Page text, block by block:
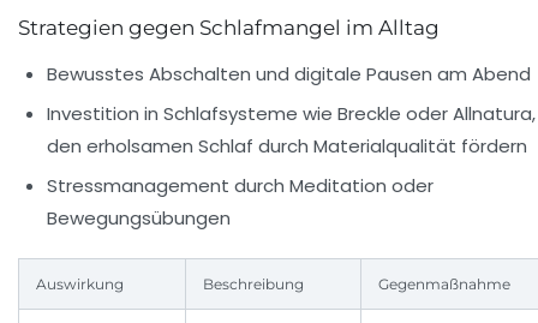
Strategien gegen Schlafmangel im Alltag
Bewusstes Abschalten und digitale Pausen am Abend
Investition in Schlafsysteme wie Breckle oder
den erholsamen Schlaf durch Materialqualität fördern
Stressmanagement durch Meditation oder
Bewegungsübungen
Auswirkung Beschreibung Gegenmaßnahme